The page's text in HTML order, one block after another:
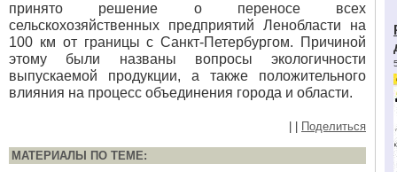
принято решение о переносе всех
сельскохозяйственных предприятий Ленобласти на
100 км от границы с Санкт-Петербургом. Причиной
этому были названы вопросы экологичности
выпускаемой продукции, а также положительного
влияния на процесс объединения города и области.
Поделиться
МАТЕРИАЛЫ ПО ТЕМЕ: